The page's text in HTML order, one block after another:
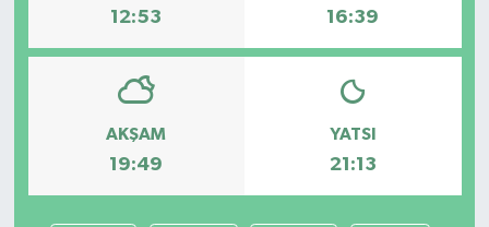
12:53 16:39
AKŞAM
19:49
YATSI
21:13